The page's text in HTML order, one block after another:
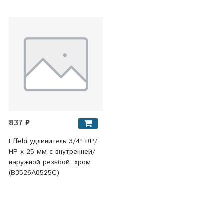
837 ₽
Effebi удлинитель 3/4" ВР/
НР x 25 мм с внутренней/
наружной резьбой, хром
(B3526A0525C)